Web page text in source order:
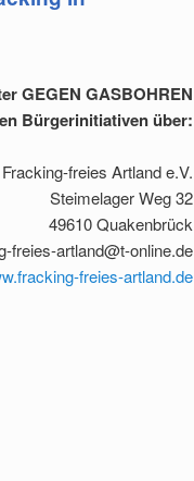
GEGEN GASBOHREN
Bürgerinitiativen über:
freies Artland e.V.
Steimelager Weg 32
49610 Quakenbrück
freies-artland@t-online.de
freies-artland.de